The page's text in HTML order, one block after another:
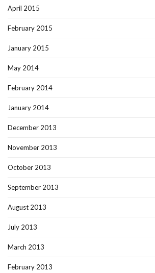
April 2015
February 2015
January 2015
May 2014
February 2014
January 2014
December 2013
November 2013
October 2013
September 2013
August 2013
July 2013
March 2013
February 2013